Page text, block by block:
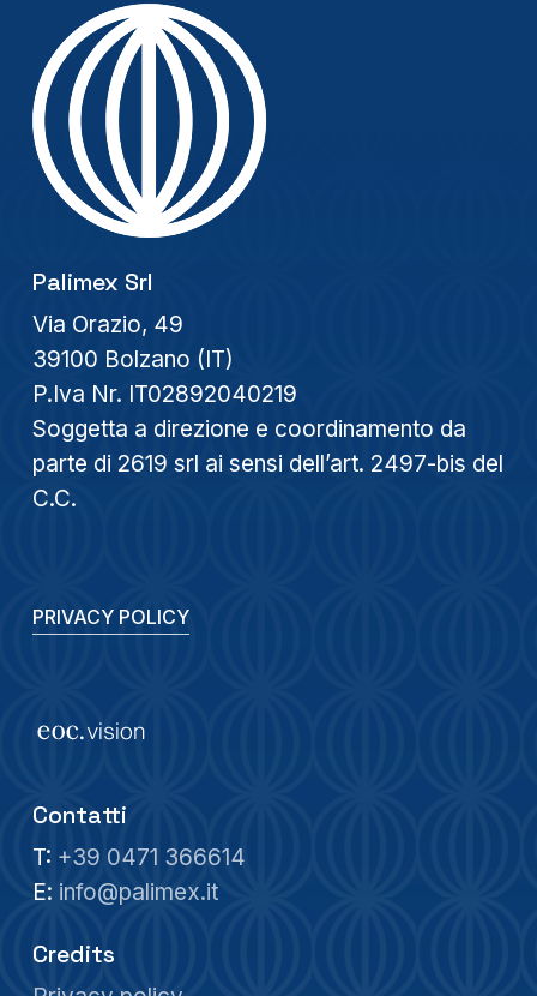
Palimex Srl
Via Orazio, 49
39100 Bolzano (IT)
P.Iva Nr. IT02892040219
Soggetta a direzione e coordinamento da
parte di 2619 srl ai sensi dell’art. 2497-bis del
C.C.
PRIVACY POLICY
Contatti
T: +39 0471 366614
E: info@palimex.it
Credits